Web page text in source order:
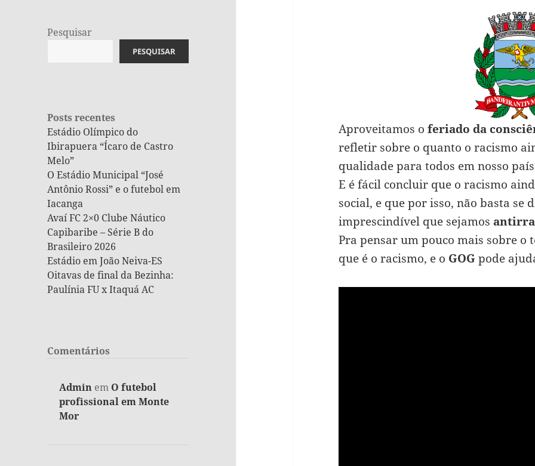
Pesquisar
PESQUISAR
Posts recentes
Estádio Olímpico do
Ibirapuera “Ícaro de Castro
Melo”
O Estádio Municipal “José
Antônio Rossi” e o futebol em
Iacanga
Avaí FC 2×0 Clube Náutico
Capibaribe – Série B do
Brasileiro 2026
Estádio em João Neiva-ES
Oitavas de final da Bezinha:
Paulínia FU x Itaquá AC
Comentários
Admin em O futebol
profissional em Monte
Mor
Aproveitamos o feriado da
refletir sobre o quanto o racismo
qualidade para todos em nosso
E é fácil concluir que o racismo
social, e que por isso, não basta se
imprescindível que sejamos
Pra pensar um pouco mais sobre o
que é o racismo, e o GOG pode